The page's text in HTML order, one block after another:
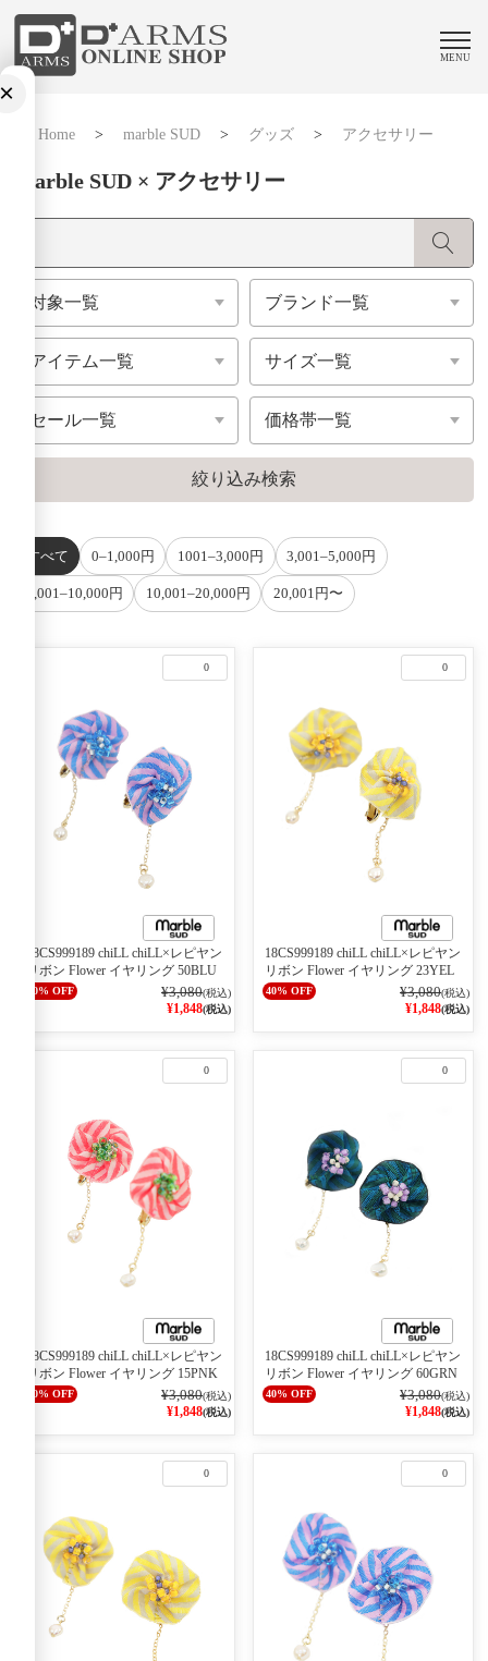
MENU
Home> marble SUD> グッズ> アクセサリー
Marble SUD × アクセサリー
すべて 0–1,000円 1001–3,000円 3,001–5,000円
5,001–10,000円 10,001–20,000円 20,001円〜
0
40% OFF
18CS999189 chiLL chiLL×レピヤン
リボン Flower イヤリング 50BLU
¥3,080(税込)
¥1,848(税込)
0
40% OFF
18CS999189 chiLL chiLL×レピヤン
リボン Flower イヤリング 23YEL
¥3,080(税込)
¥1,848(税込)
0
40% OFF
18CS999189 chiLL chiLL×レピヤン
リボン Flower イヤリング 15PNK
¥3,080(税込)
¥1,848(税込)
0
40% OFF
18CS999189 chiLL chiLL×レピヤン
リボン Flower イヤリング 60GRN
¥3,080(税込)
¥1,848(税込)
0 0
×